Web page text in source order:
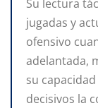
Su lectura
jugadas y
ofensivo
adelantada,
su
decisivos la